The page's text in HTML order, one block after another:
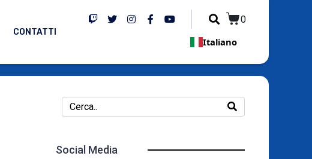
CONTATTI
0
Italiano
Social Media